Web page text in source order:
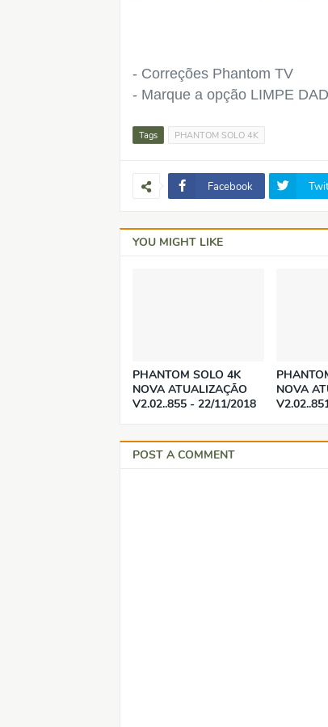
- Correções Phantom TV
- Marque a opção LIMPE
Tags PHANTOM SOLO 4K
Facebook
YOU MIGHT LIKE
PHANTOM SOLO 4K
NOVA ATUALIZAÇÃO
V2.02..855 - 22/11/2018
NOVA
POST A COMMENT